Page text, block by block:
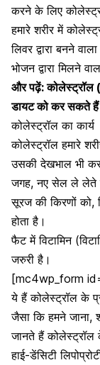
करने के लिए
हमारे शरीर में
लिवर द्वारा बनने
भोजनद्वारा मिलने
और पढ़ें:
डायट को कर सकते हैं
कोलेस्ट्रॉल का कार्य
कोलेस्ट्रॉल हमारे
उसकी देखभाल भी
जगह, नए सेल ले लेते
सूरज की किरणों को,
होता है।
फैट में विटामिन (
जरुरी है।
[mc4wp_form
ये हैं कोलेस्ट्रॉल के
जैसा कि हमने जाना,
जानते हैं कोलेस्ट्रॉल
हाई-डेंसिटी